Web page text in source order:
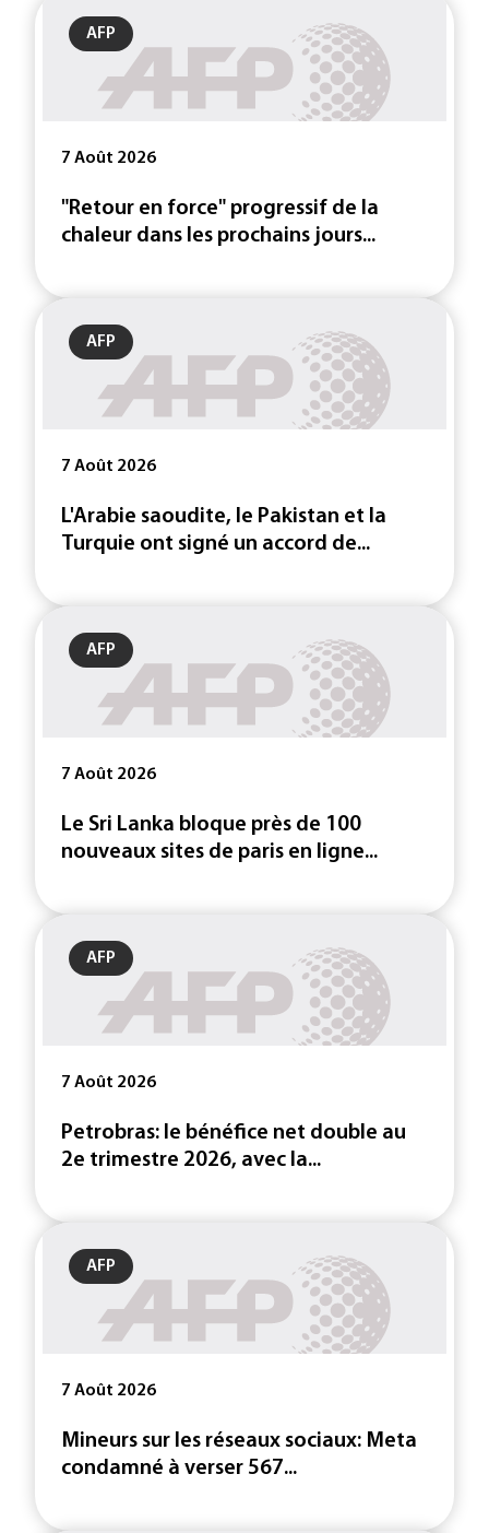
AFP
7 Août 2026
"Retour en force" progressif de la
chaleur dans les prochains jours...
AFP
7 Août 2026
L'Arabie saoudite, le Pakistan et la
Turquie ont signé un accord de...
AFP
7 Août 2026
Le Sri Lanka bloque près de 100
nouveaux sites de paris en ligne...
AFP
7 Août 2026
Petrobras: le bénéfice net double au
2e trimestre 2026, avec la...
AFP
7 Août 2026
Mineurs sur les réseaux sociaux: Meta
condamné à verser 567...